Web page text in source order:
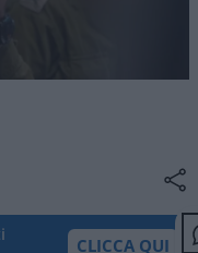
CLICCA QUI